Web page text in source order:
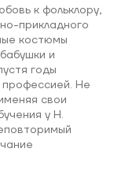
к фольклору,
прикладного
костюмы
и
годы
Не
свои
у Н.